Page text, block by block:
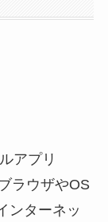
アプリ
ラウザやOS
ンターネッ